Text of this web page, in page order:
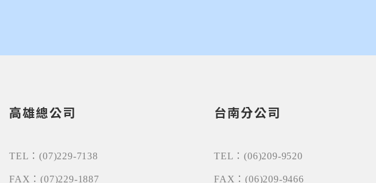
高雄總公司
TEL：(07)229-7138
FAX：(07)229-1887
台南分公司
TEL：(06)209-9520
FAX：(06)209-9466